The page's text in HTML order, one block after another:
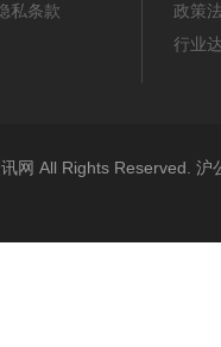
私条款
政策
行业
网 All Rights Reserved. 沪